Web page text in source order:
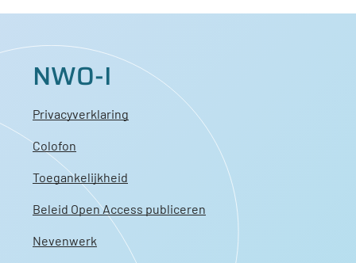
NWO-I
Privacyverklaring
Colofon
Toegankelijkheid
Beleid Open Access publiceren
Nevenwerk